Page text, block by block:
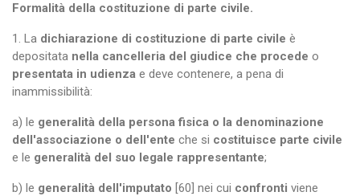
Formalità della costituzione di parte civile.
1. La dichiarazione di costituzione di parte civile è
depositata nella cancelleria del giudice che procede o
presentata in udienza e deve contenere, a pena di
inammissibilità:
a) le generalità della persona fisica o la denominazione
dell'associazione o dell'ente che si costituisce parte civile
e le generalità del suo legale rappresentante;
b) le generalità dell'imputato [60] nei cui confronti viene